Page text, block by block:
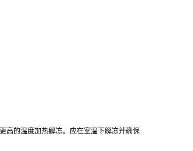
高的温度加热解冻。应在室温下解冻并确保